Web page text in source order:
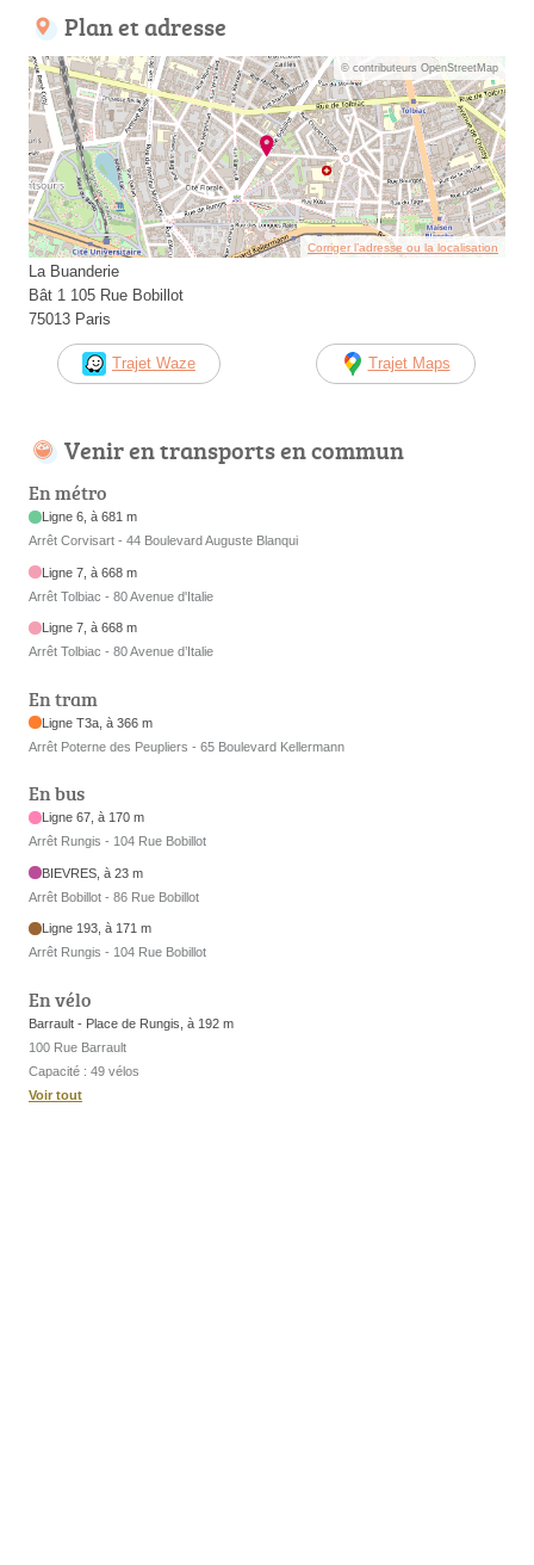
Plan et adresse
© contributeurs OpenStreetMap
Corriger l’adresse ou la localisation
La Buanderie
Bât 1 105 Rue Bobillot
75013 Paris
Trajet Waze Trajet Maps
Venir en transports en commun
En métro
Ligne 6, à 681 m
Arrêt Corvisart - 44 Boulevard Auguste Blanqui
Ligne 7, à 668 m
Arrêt Tolbiac - 80 Avenue d'Italie
Ligne 7, à 668 m
Arrêt Tolbiac - 80 Avenue d’Italie
En tram
Ligne T3a, à 366 m
Arrêt Poterne des Peupliers - 65 Boulevard Kellermann
En bus
Ligne 67, à 170 m
Arrêt Rungis - 104 Rue Bobillot
BIEVRES, à 23 m
Arrêt Bobillot - 86 Rue Bobillot
Ligne 193, à 171 m
Arrêt Rungis - 104 Rue Bobillot
En vélo
Barrault - Place de Rungis, à 192 m
100 Rue Barrault
Capacité : 49 vélos
Voir tout